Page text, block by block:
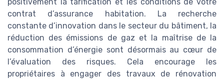
contrat d’assurance habitation. La recherche
constante d’innovation dans le secteur du bâtiment, la
réduction des émissions de gaz et la maîtrise de la
consommation d’énergie sont désormais au cœur de
l’évaluation des risques. Cela encourage les
propriétaires à engager des travaux de rénovation